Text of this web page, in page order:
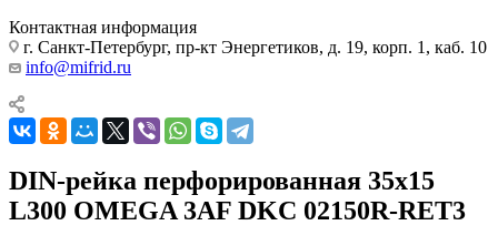
Контактная информация
г. Санкт-Петербург, пр-кт Энергетиков, д. 19, корп. 1, каб. 10
info@mifrid.ru
DIN-рейка перфорированная 35х15
L300 OMEGA 3AF DKC 02150R-RET3